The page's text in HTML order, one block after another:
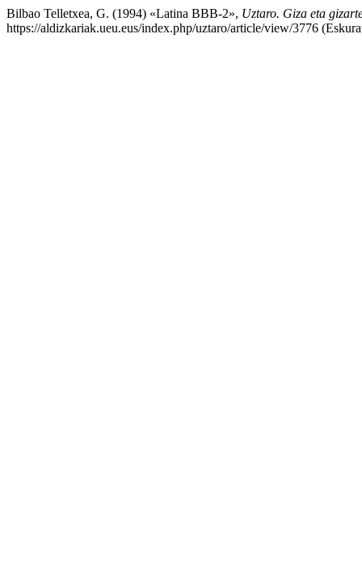
Bilbao Telletxea, G. (1994) «Latina BBB-2», Uztaro. Giza eta
https://aldizkariak.ueu.eus/index.php/uztaro/article/view/3776